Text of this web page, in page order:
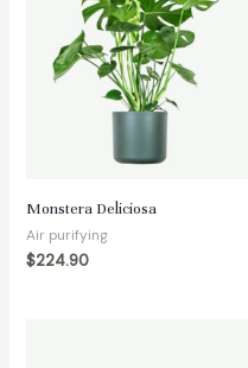
Monstera Deliciosa
Air purifying
$224.90